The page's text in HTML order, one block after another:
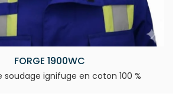
FORGE 1900WC
soudage ignifuge en coton 100 %